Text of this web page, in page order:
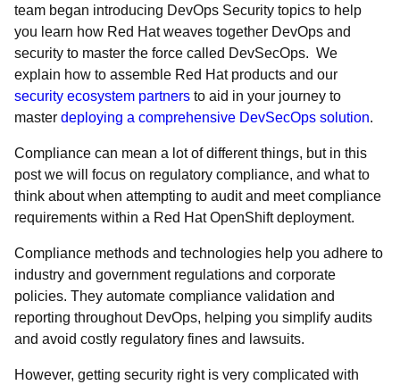
team began introducing DevOps Security topics to help
you learn how Red Hat weaves together DevOps and
security to master the force called DevSecOps. We
explain how to assemble Red Hat products and our
security ecosystem partners to aid in your journey to
master deploying a comprehensive DevSecOps solution.
Compliance can mean a lot of different things, but in this
post we will focus on regulatory compliance, and what to
think about when attempting to audit and meet compliance
requirements within a Red Hat OpenShift deployment.
Compliance methods and technologies help you adhere to
industry and government regulations and corporate
policies. They automate compliance validation and
reporting throughout DevOps, helping you simplify audits
and avoid costly regulatory fines and lawsuits.
However, getting security right is very complicated with